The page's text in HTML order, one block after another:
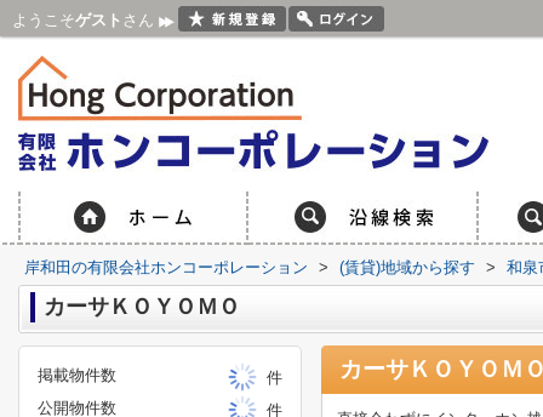
ようこそゲスト さん
岸和田の有限会社ホンコーポレーション > (賃貸)地域から探す > 和泉
カーサＫＯＹＯＭＯ
カーサＫＯＹＯＭ
掲載物件数
件
公開物件数
件